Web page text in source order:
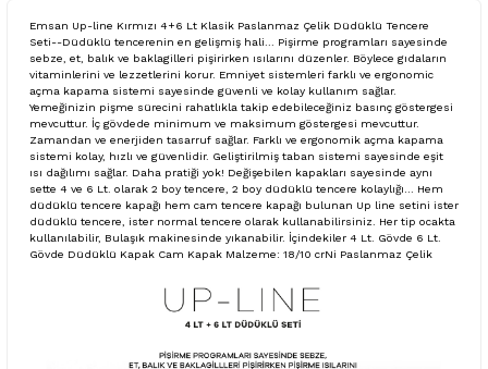
Emsan Up-line Kırmızı 4+6 Lt Klasik Paslanmaz Çelik Düdüklü Tencere
Seti--Düdüklü tencerenin en gelişmiş hali... Pişirme programları sayesinde
sebze, et, balık ve baklagilleri pişirirken ısılarını düzenler. Böylece gıdaların
vitaminlerini ve lezzetlerini korur. Emniyet sistemleri farklı ve ergonomic
açma kapama sistemi sayesinde güvenli ve kolay kullanım sağlar.
Yemeğinizin pişme sürecini rahatlıkla takip edebileceğiniz basınç göstergesi
mevcuttur. İç gövdede minimum ve maksimum göstergesi mevcuttur.
Zamandan ve enerjiden tasarruf sağlar. Farklı ve ergonomik açma kapama
sistemi kolay, hızlı ve güvenlidir. Geliştirilmiş taban sistemi sayesinde eşit
ısı dağılımı sağlar. Daha pratiği yok! Değişebilen kapakları sayesinde aynı
sette 4 ve 6 Lt. olarak 2 boy tencere, 2 boy düdüklü tencere kolaylığı… Hem
düdüklü tencere kapağı hem cam tencere kapağı bulunan Up line setini ister
düdüklü tencere, ister normal tencere olarak kullanabilirsiniz. Her tip ocakta
kullanılabilir, Bulaşık makinesinde yıkanabilir. İçindekiler 4 Lt. Gövde 6 Lt.
Gövde Düdüklü Kapak Cam Kapak Malzeme: 18/10 crNi Paslanmaz Çelik